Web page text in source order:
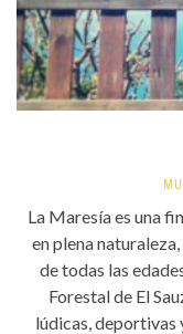
La Maresía es una
en plena
de todas las
Forestal de El
lúdicas, deportivas